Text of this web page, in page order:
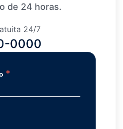
de 24 horas.
24/7
0000
*